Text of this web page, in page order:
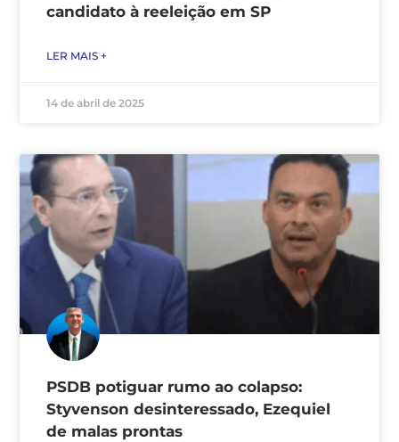
candidato à reeleição em SP
LER MAIS +
14 de abril de 2025
PSDB potiguar rumo ao colapso:
Styvenson desinteressado, Ezequiel
de malas prontas